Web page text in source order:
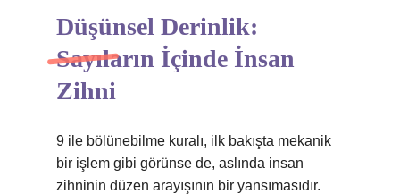
Düşünsel Derinlik:
Sayıların İçinde İnsan
Zihni
9 ile bölünebilme kuralı, ilk bakışta mekanik
bir işlem gibi görünse de, aslında insan
zihninin düzen arayışının bir yansımasıdır.